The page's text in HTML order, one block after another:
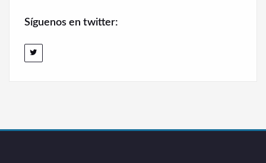
Síguenos en twitter: